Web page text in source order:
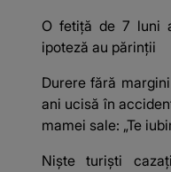
O fetiță de 7 luni
ipoteză au părinții
Durere fără
ani ucisă în
mamei sale: „Te
Niște turiști